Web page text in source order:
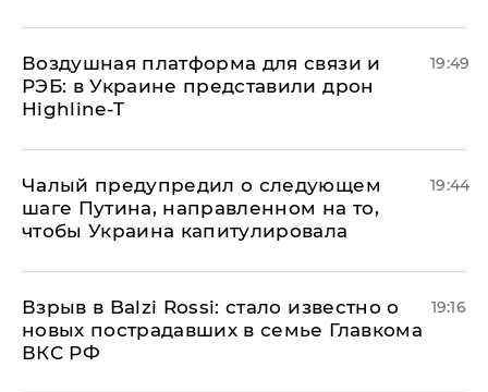
Воздушная платформа для связи и
РЭБ: в Украине представили дрон
Highline-T
19:49
Чалый предупредил о следующем
шаге Путина, направленном на то,
чтобы Украина капитулировала
19:44
Взрыв в Balzi Rossi: стало известно о
новых пострадавших в семье Главкома
ВКС РФ
19:16